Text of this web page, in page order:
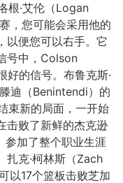
根·艾伦（Logan
，您可能会采用他的
以便您可以右手。它
号中，Colson
的信号。布鲁克斯·
迪（Benintendi）的
束新的局面，一开始
击败了新鲜的杰克逊
加了整个职业生涯
扎克·柯林斯（Zach
以17个篮板击败芝加